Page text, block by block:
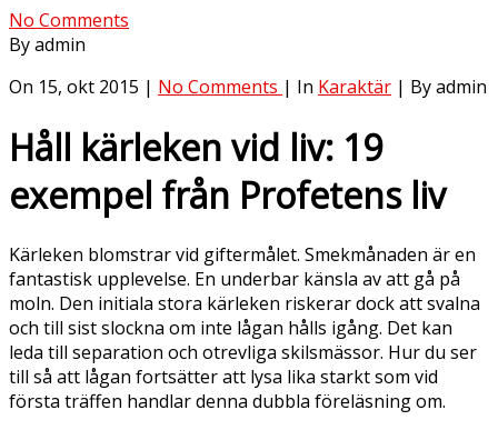
No Comments
By admin
On 15, okt 2015 | No Comments | In Karaktär | By admin
Håll kärleken vid liv: 19
exempel från Profetens liv
Kärleken blomstrar vid giftermålet. Smekmånaden är en
fantastisk upplevelse. En underbar känsla av att gå på
moln. Den initiala stora kärleken riskerar dock att svalna
och till sist slockna om inte lågan hålls igång. Det kan
leda till separation och otrevliga skilsmässor. Hur du ser
till så att lågan fortsätter att lysa lika starkt som vid
första träffen handlar denna dubbla föreläsning om.